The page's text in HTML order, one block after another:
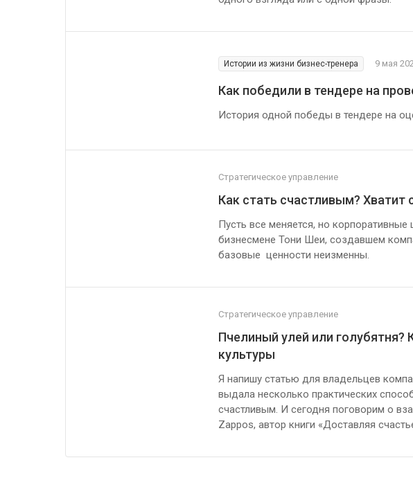
Истории из жизни бизнес-тренера 9 мая
Как победили в тендере на
История одной победы в тендере на
Стратегическое управление
Как стать счастливым? Хватит
Пусть все меняется, но
бизнесмене Тони Шеи, создавшем
базовые ценности неизменны.
Стратегическое управление
Пчелиный улей или голубятня?
культуры
Я напишу статью для владельцев
выдала несколько практических
счастливым. И сегодня поговорим о
Zappos, автор книги «Доставляя